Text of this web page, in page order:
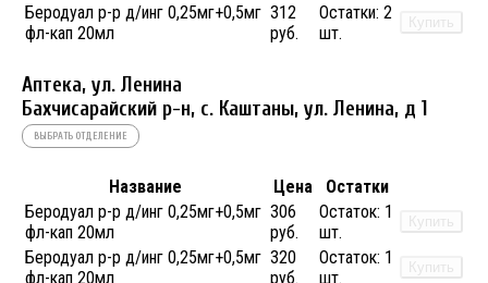
Беродуал р-р д/инг 0,25мг+0,5мг
фл-кап 20мл
312
руб.
Остатки: 2
шт.
Купить
Аптека, ул. Ленина
Бахчисарайский р-н, с. Каштаны, ул. Ленина, д 1
ВЫБРАТЬ ОТДЕЛЕНИЕ
Название Цена
Остатки
Беродуал р-р д/инг 0,25мг+0,5мг
фл-кап 20мл
306
руб.
Остаток: 1
шт.
Купить
Беродуал р-р д/инг 0,25мг+0,5мг
фл-кап 20мл
320
руб.
Остаток: 1
шт.
Купить